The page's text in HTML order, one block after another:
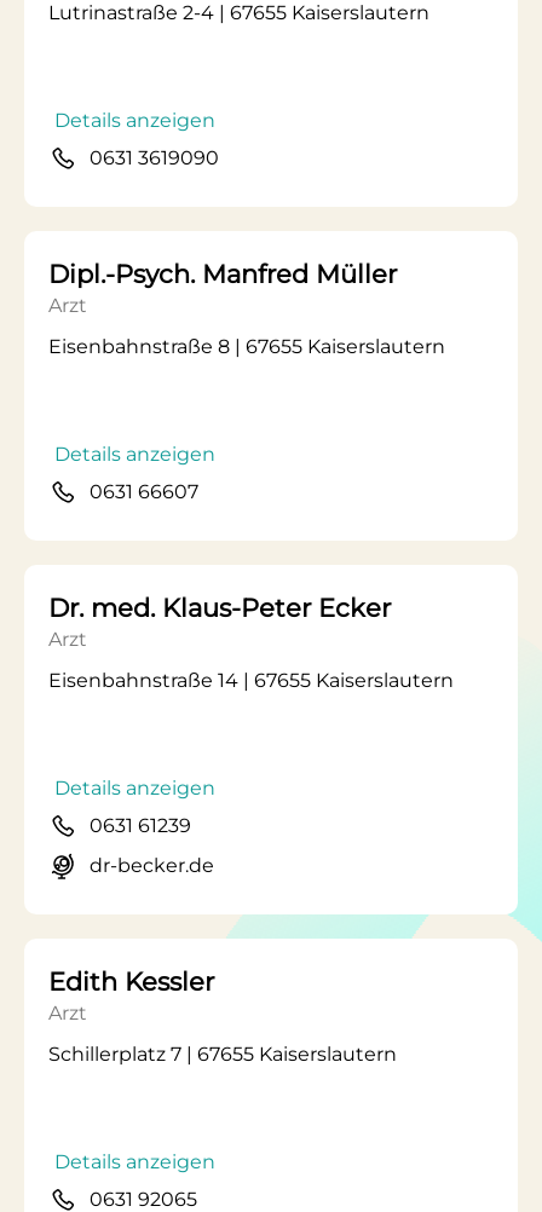
Lutrinastraße 2-4 | 67655 Kaiserslautern
Details anzeigen
0631 3619090
Dipl.-Psych. Manfred Müller
Arzt
Eisenbahnstraße 8 | 67655 Kaiserslautern
Details anzeigen
0631 66607
Dr. med. Klaus-Peter Ecker
Arzt
Eisenbahnstraße 14 | 67655 Kaiserslautern
Details anzeigen
0631 61239
dr-becker.de
Edith Kessler
Arzt
Schillerplatz 7 | 67655 Kaiserslautern
Details anzeigen
0631 92065